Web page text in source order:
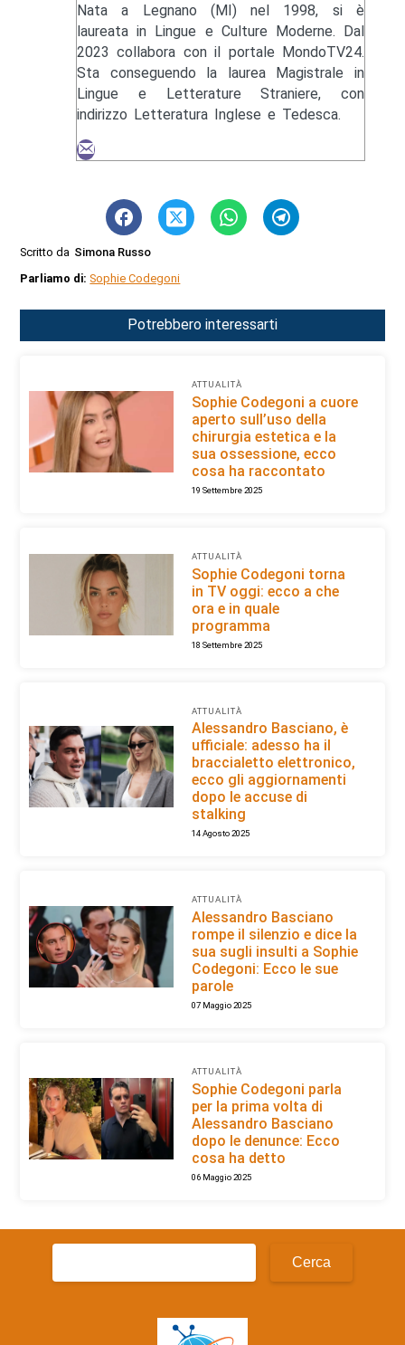
Nata a Legnano (MI) nel 1998, si è
laureata in Lingue e Culture Moderne. Dal
2023 collabora con il portale MondoTV24.
Sta conseguendo la laurea Magistrale in
Lingue e Letterature Straniere, con
indirizzo Letteratura Inglese e Tedesca.
Scritto da Simona Russo
Parliamo di:Sophie Codegoni
Potrebbero interessarti
ATTUALITÀ
Sophie Codegoni a cuore
aperto sull’uso della
chirurgia estetica e la
sua ossessione, ecco
cosa ha raccontato
19 Settembre 2025
ATTUALITÀ
Sophie Codegoni torna
in TV oggi: ecco a che
ora e in quale
programma
18 Settembre 2025
ATTUALITÀ
Alessandro Basciano, è
ufficiale: adesso ha il
braccialetto elettronico,
ecco gli aggiornamenti
dopo le accuse di
stalking
14 Agosto 2025
ATTUALITÀ
Alessandro Basciano
rompe il silenzio e dice la
sua sugli insulti a Sophie
Codegoni: Ecco le sue
parole
07 Maggio 2025
ATTUALITÀ
Sophie Codegoni parla
per la prima volta di
Alessandro Basciano
dopo le denunce: Ecco
cosa ha detto
06 Maggio 2025
Ricerca